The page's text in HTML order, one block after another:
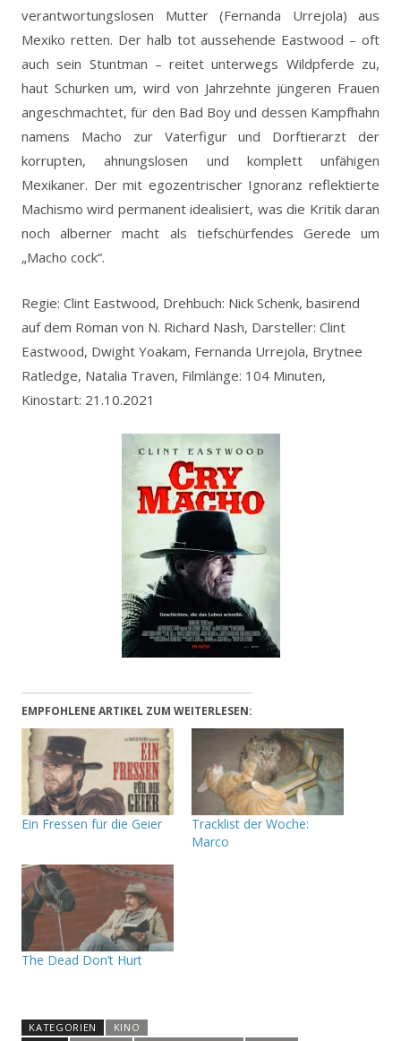
verantwortungslosen Mutter (Fernanda Urrejola) aus
Mexiko retten. Der halb tot aussehende Eastwood – oft
auch sein Stuntman – reitet unterwegs Wildpferde zu,
haut Schurken um, wird von Jahrzehnte jüngeren Frauen
angeschmachtet, für den Bad Boy und dessen Kampfhahn
namens Macho zur Vaterfigur und Dorftierarzt der
korrupten, ahnungslosen und komplett unfähigen
Mexikaner. Der mit egozentrischer Ignoranz reflektierte
Machismo wird permanent idealisiert, was die Kritik daran
noch alberner macht als tiefschürfendes Gerede um
„Macho cock“.
Regie: Clint Eastwood, Drehbuch: Nick Schenk, basirend
auf dem Roman von N. Richard Nash, Darsteller: Clint
Eastwood, Dwight Yoakam, Fernanda Urrejola, Brytnee
Ratledge, Natalia Traven, Filmlänge: 104 Minuten,
Kinostart: 21.10.2021
EMPFOHLENE ARTIKEL ZUM WEITERLESEN:
Ein Fressen für die Geier
Tracklist der Woche:
Marco
The Dead Don’t Hurt
KATEGORIEN
KINO